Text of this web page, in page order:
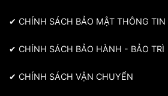
✔ CHÍNH SÁCH BẢO MẬT THÔNG TIN
✔ CHÍNH SÁCH BẢO HÀNH - BẢO TRÌ
✔ CHÍNH SÁCH VẬN CHUYỂN